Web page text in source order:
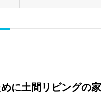
に土間リビングの